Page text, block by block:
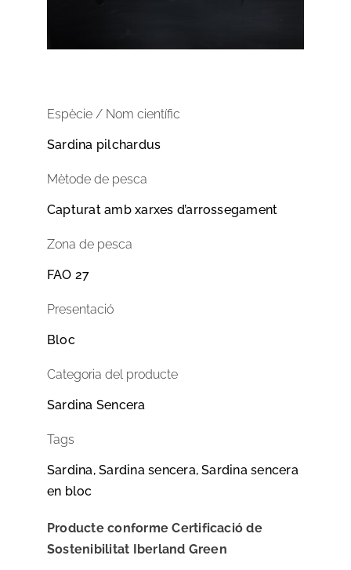
Espècie / Nom científic
Sardina pilchardus
Mètode de pesca
Capturat amb xarxes d’arrossegament
Zona de pesca
FAO 27
Presentació
Bloc
Categoria del producte
Sardina Sencera
Tags
Sardina, Sardina sencera, Sardina sencera
en bloc
Producte conforme Certificació de
Sostenibilitat Iberland Green